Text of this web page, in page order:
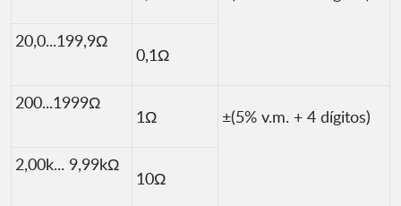
20,0...199,9Ω
0,1Ω
200...1999Ω
1Ω ±(5% v.m. + 4 dígitos)
2,00k... 9,99kΩ
10Ω